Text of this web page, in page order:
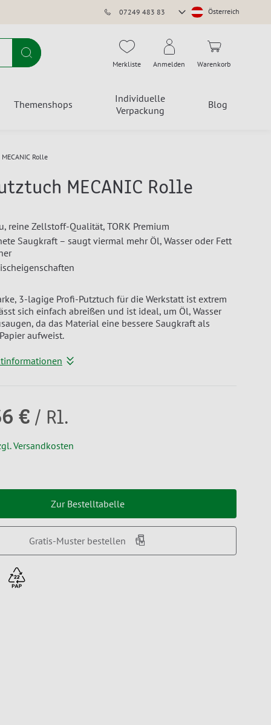
07249 483 83
Store
Österreich
Suche Merkliste Anmelden Warenkorb
Themenshops
Individuelle
Verpackung
Blog
Rolle
MECANIC Rolle
reine Zellstoff-Qualität, TORK Premium
Saugkraft – saugt viermal mehr Öl, Wasser oder Fett
3-lagige Profi-Putztuch für die Werkstatt ist extrem
sich einfach abreißen und ist ideal, um Öl, Wasser
da das Material eine bessere Saugkraft als
aufweist.
€ / Rl.
Versandkosten
Zur Bestelltabelle
Gratis-Muster bestellen